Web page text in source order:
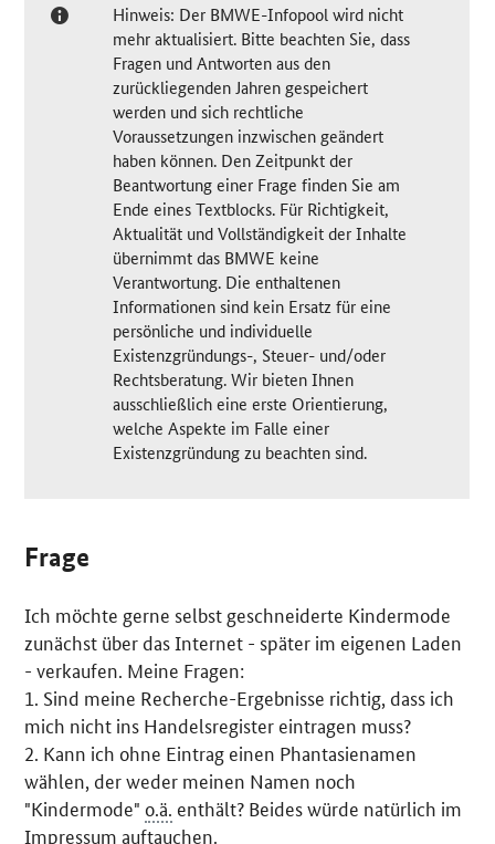
Hinweis: Der BMWE-Infopool wird nicht
mehr aktualisiert. Bitte beachten Sie, dass
Fragen und Antworten aus den
zurückliegenden Jahren gespeichert
werden und sich rechtliche
Voraussetzungen inzwischen geändert
haben können. Den Zeitpunkt der
Beantwortung einer Frage finden Sie am
Ende eines Textblocks. Für Richtigkeit,
Aktualität und Vollständigkeit der Inhalte
übernimmt das BMWE keine
Verantwortung. Die enthaltenen
Informationen sind kein Ersatz für eine
persönliche und individuelle
Existenzgründungs-, Steuer- und/oder
Rechtsberatung. Wir bieten Ihnen
ausschließlich eine erste Orientierung,
welche Aspekte im Falle einer
Existenzgründung zu beachten sind.
Frage
Ich möchte gerne selbst geschneiderte Kindermode
zunächst über das Internet - später im eigenen Laden
- verkaufen. Meine Fragen:
1. Sind meine Recherche-Ergebnisse richtig, dass ich
mich nicht ins Handelsregister eintragen muss?
2. Kann ich ohne Eintrag einen Phantasienamen
wählen, der weder meinen Namen noch
"Kindermode"o.ä. enthält? Beides würde natürlich im
Impressum auftauchen.